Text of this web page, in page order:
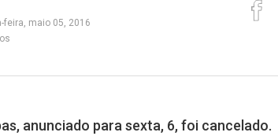
feira, maio 05, 2016
anunciado para sexta, 6, foi cancelado.